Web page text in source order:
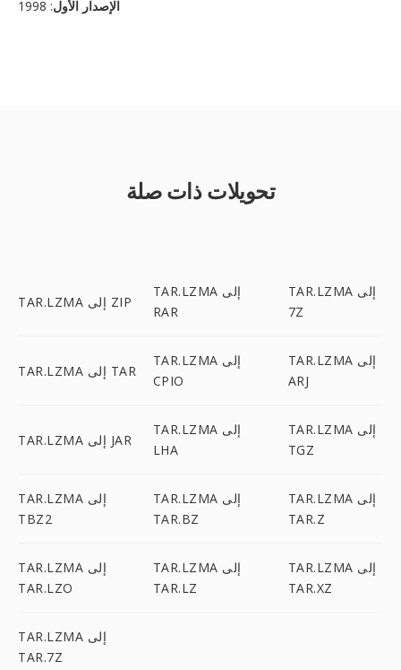
الإصدار الأول: 1998
تحويلات ذات صلة
TAR.LZMA إلى ZIP
TAR.LZMA إلى
RAR
TAR.LZMA إلى
7Z
TAR.LZMA إلى TAR
TAR.LZMA إلى
CPIO
TAR.LZMA إلى
ARJ
TAR.LZMA إلى JAR
TAR.LZMA إلى
LHA
TAR.LZMA إلى
TGZ
TAR.LZMA إلى
TBZ2
TAR.LZMA إلى
TAR.BZ
TAR.LZMA إلى
TAR.Z
TAR.LZMA إلى
TAR.LZO
TAR.LZMA إلى
TAR.LZ
TAR.LZMA إلى
TAR.XZ
TAR.LZMA إلى
TAR.7Z